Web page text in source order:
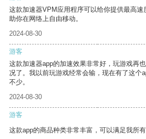
这款加速器VPM应用程序可以给你提供最高
助你在网络上自由移动。
2024-08-30
游客
这款加速器app的加速效果非常好，玩游戏再
况了。我以前玩游戏经常会输，现在有了这个
不少。
2024-08-30
游客
这款app的商品种类非常丰富，可以满足我所有